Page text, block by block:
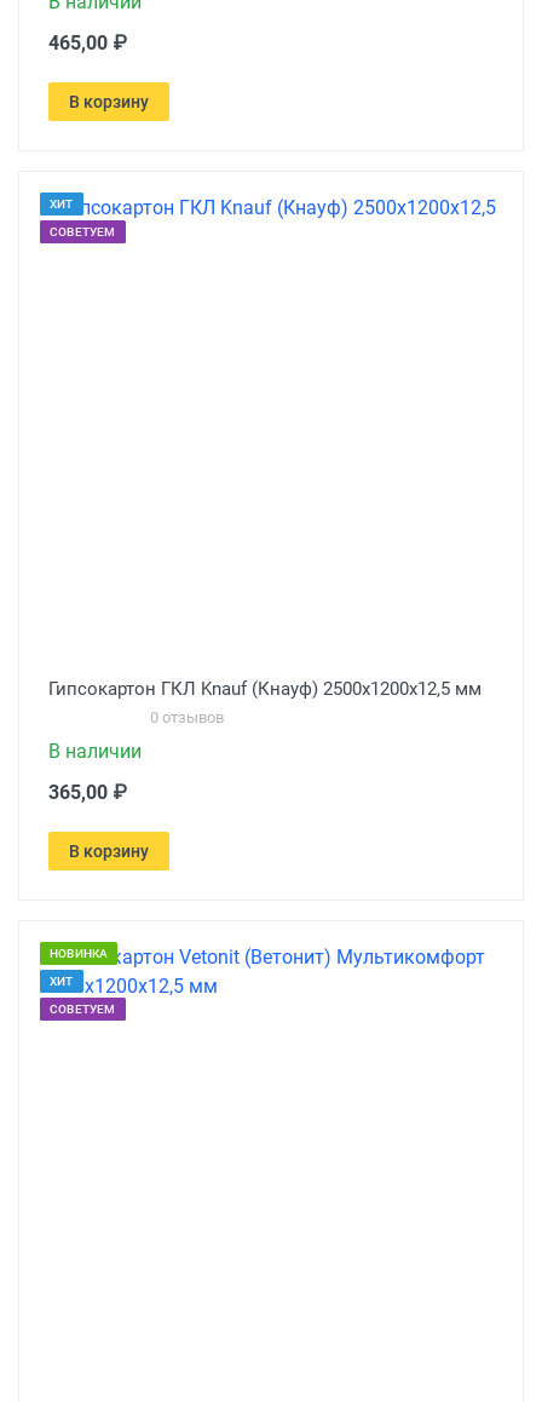
465,00 ₽
В корзину
ХИТ
СОВЕТУЕМ
Гипсокартон ГКЛ Knauf (Кнауф) 2500х1200х12,5 мм
0 отзывов
В наличии
365,00 ₽
В корзину
НОВИНКА
ХИТ
СОВЕТУЕМ